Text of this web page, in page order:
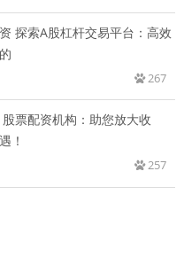
探索A股杠杆交易平台：高效
267
票配资机构：助您放大收
！
257